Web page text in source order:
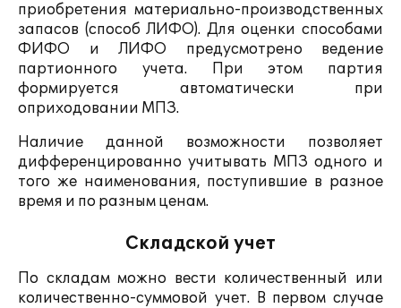
приобретения материально-производственных
запасов (способ ЛИФО). Для оценки способами
ФИФО и ЛИФО предусмотрено ведение
партионного учета. При этом партия
формируется автоматически при
оприходовании МПЗ.
Наличие данной возможности позволяет
дифференцированно учитывать МПЗ одного и
того же наименования, поступившие в разное
время и по разным ценам.
Складской учет
По складам можно вести количественный или
количественно-суммовой учет. В первом случае